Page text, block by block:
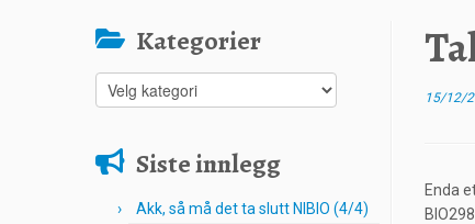
Kategorier
Kategorier
Siste innlegg
Akk, så må det ta slutt NIBIO (4/4)
15/12/
Enda